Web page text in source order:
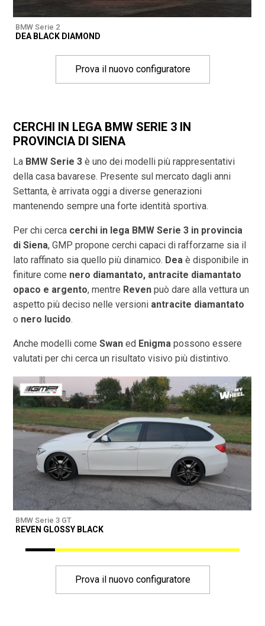
BMW Serie 2
DEA BLACK DIAMOND
Prova il nuovo configuratore
CERCHI IN LEGA BMW SERIE 3 IN
PROVINCIA DI SIENA
La BMW Serie 3 è uno dei modelli più rappresentativi
della casa bavarese. Presente sul mercato dagli anni
Settanta, è arrivata oggi a diverse generazioni
mantenendo sempre una forte identità sportiva.
Per chi cerca cerchi in lega BMW Serie 3 in provincia
diSiena, GMP propone cerchi capaci di rafforzarne sia il
lato raffinato sia quello più dinamico. Dea è disponibile in
finiture come nero diamantato, antracite diamantato
opaco e argento, mentre Reven può dare alla vettura un
aspetto più deciso nelle versioni antracite diamantato
o nero lucido.
Anche modelli comeSwan ed Enigma possono essere
valutati per chi cerca un risultato visivo più distintivo.
BMW Serie 3 GT
REVEN GLOSSY BLACK
Prova il nuovo configuratore